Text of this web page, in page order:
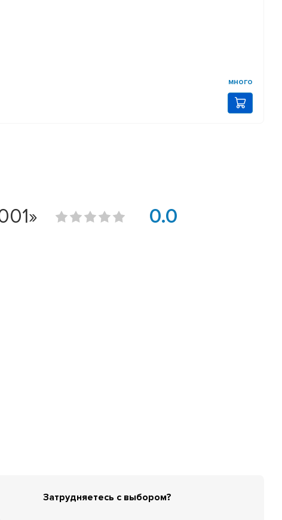
много
0.0
Затрудняетесь с выбором?